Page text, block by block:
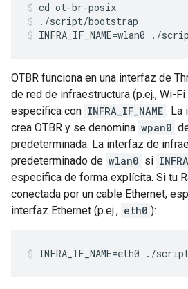
cd ot-br-posix
./script/bootstrap
INFRA_IF_NAME=wlan0 ./
OTBR funciona en una interfaz de
de red de infraestructura (p.ej., Wi-
especifica con INFRA_IF_NAME . La
crea OTBR y se denomina wpan0
predeterminada. La interfaz de
predeterminado de wlan0 si
especifica de forma explícita. Si tu
conectada por un cable Ethernet,
interfaz Ethernet (p.ej., eth0 ):
INFRA_IF_NAME=eth0 ./